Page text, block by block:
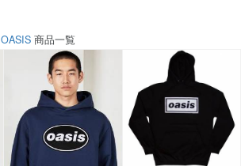
OASIS 商品一覧